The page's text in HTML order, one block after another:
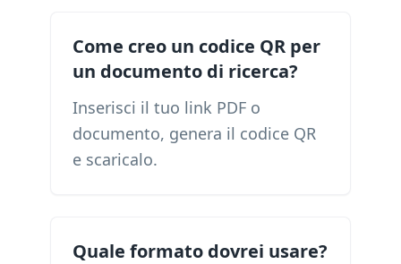
Come creo un codice QR per
un documento di ricerca?
Inserisci il tuo link PDF o
documento, genera il codice QR
e scaricalo.
Quale formato dovrei usare?